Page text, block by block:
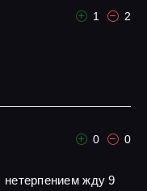
1 2
0 0
нетерпением жду 9